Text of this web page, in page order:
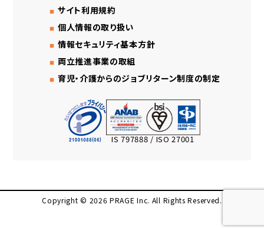
サイト利用規約
個人情報の取り扱い
情報セキュリティ基本方針
両立推進事業の取組
育児・介護からのジョブリターン制度の制定
IS 797888 / ISO 27001
Copyright © 2026 PRAGE Inc. All Rights Reserved.